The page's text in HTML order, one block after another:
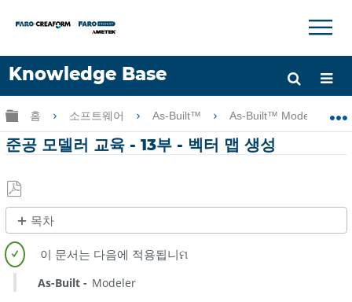
Knowledge Base
언어
도움 받기 로그인
×
글로벌 계층 확장/축소
홈 소프트웨어 As-Built™ As-Built™ Modeler
준공 모델러 교육 - 13부 - 벡터 맵 생성
PDF
로
저
장
목차
제
목
없
음
As-Built Modeler